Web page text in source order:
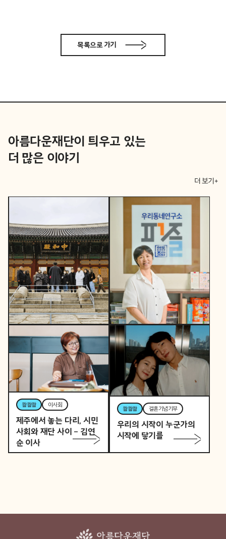
목록으로 가기
아름다운재단이 틔우고 있는
더 많은 이야기
더 보기+
역사활동가
토요일 오후, 역사활동가
로 변신하는 직장인 P의
이중생활
콸콸콸 뷰티풀커넥트
우리 동네가 어제보다 다
정해지는 법
콸콸콸 이사회
제주에서 놓는 다리, 시민
사회와 재단 사이 – 김연
순 이사
콸콸콸 결혼기념기부
우리의 시작이 누군가의
시작에 닿기를